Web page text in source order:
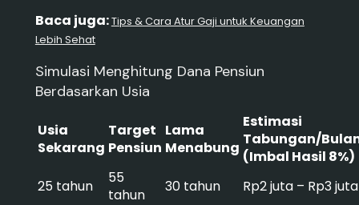
Baca juga:Tips & Cara Atur Gaji untuk Keuangan
Lebih Sehat
Simulasi Menghitung Dana Pensiun
Berdasarkan Usia
Usia
Sekarang
Target
Pensiun
Lama
Menabung
Estimasi
Tabungan/
(Imbal Hasil 8%)
25 tahun
55
tahun
30 tahun Rp2 juta – Rp3 juta